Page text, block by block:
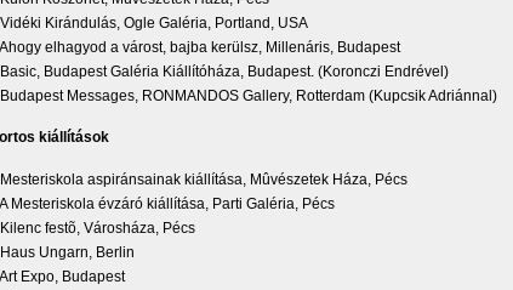
Kirándulás, Ogle Galéria, Portland, USA
elhagyod a várost, bajba kerülsz, Millenáris, Budapest
Budapest Galéria Kiállítóháza, Budapest. (Koronczi Endrével)
Messages, RONMANDOS Gallery, Rotterdam (Kupcsik Adriánnal)
kiállítások
aspiránsainak kiállítása, Mûvészetek Háza, Pécs
Mesteriskola évzáró kiállítása, Parti Galéria, Pécs
festõ, Városháza, Pécs
Ungarn, Berlin
Expo, Budapest